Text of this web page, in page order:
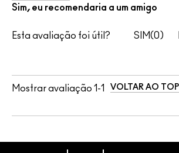
Sim, eu recomendaria a um amigo
Esta avaliação foi útil? 0
Mostrar avaliação 1-1 VOLTAR AO